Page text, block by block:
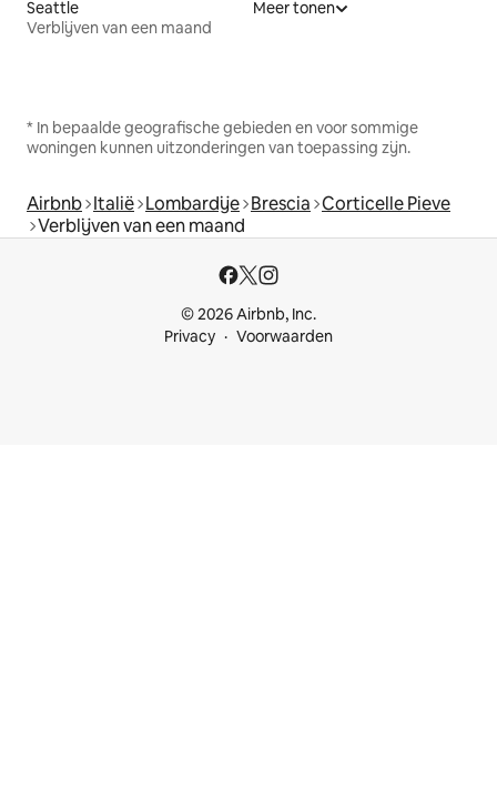
Seattle
Verblijven van een maand
Meer tonen
* In bepaalde geografische gebieden en voor sommige
woningen kunnen uitzonderingen van toepassing zijn.
Airbnb Italië Lombardije Brescia Corticelle Pieve
Verblijven van een maand
© 2026 Airbnb, Inc.
Privacy
Voorwaarden